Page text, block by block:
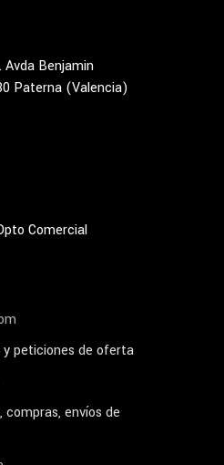
Avda Benjamin
Paterna (Valencia)
Comercial
peticiones de oferta
compras, envíos de